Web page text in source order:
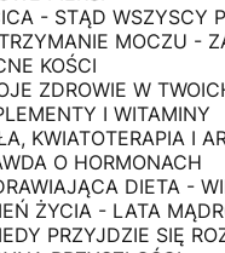
- STĄD WSZYSCY
MOCZU -
KOŚCI
ZDROWIE W
I WITAMINY
KWIATOTERAPIA I
O HORMONACH
DIETA -
ŻYCIA - LATA
PRZYJDZIE SIĘ